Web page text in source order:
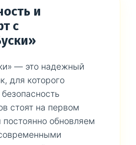
и
с
— это надежный
для которого
стоят на первом
обновляем